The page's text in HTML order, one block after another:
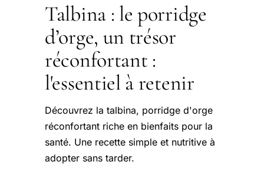
Talbina : le porridge
d’orge, un trésor
réconfortant :
l'essentiel à retenir
Découvrez la talbina, porridge d'orge
réconfortant riche en bienfaits pour la
santé. Une recette simple et nutritive à
adopter sans tarder.